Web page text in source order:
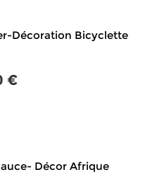
Décoration Bicyclette
€
Décor Afrique